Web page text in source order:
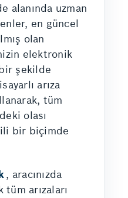
alanında uzman
en güncel
olan
elektronik
şekilde
arıza
tüm
olası
bir biçimde
, aracınızda
arızaları